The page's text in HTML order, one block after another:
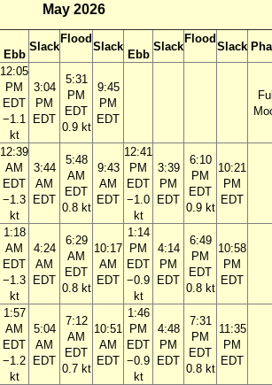
May 2026
Ebb
Slack
Flood
Slack
Ebb
Slack
Flood
Slack
12:05
PM
EDT
−1.1
kt
3:04
PM
EDT
5:31
PM
EDT
0.9 kt
9:45
PM
EDT
12:39
AM
EDT
−1.3
kt
3:44
AM
EDT
5:48
AM
EDT
0.8 kt
9:43
AM
EDT
12:41
PM
EDT
−1.0
kt
3:39
PM
EDT
6:10
PM
EDT
0.9 kt
10:21
PM
EDT
1:18
AM
EDT
−1.3
kt
4:24
AM
EDT
6:29
AM
EDT
0.8 kt
10:17
AM
EDT
1:14
PM
EDT
−0.9
kt
4:14
PM
EDT
6:49
PM
EDT
0.8 kt
10:58
PM
EDT
1:57
AM
EDT
−1.2
kt
5:04
AM
EDT
7:12
AM
EDT
0.7 kt
10:51
AM
EDT
1:46
PM
EDT
−0.9
kt
4:48
PM
EDT
7:31
PM
EDT
0.8 kt
11:35
PM
EDT